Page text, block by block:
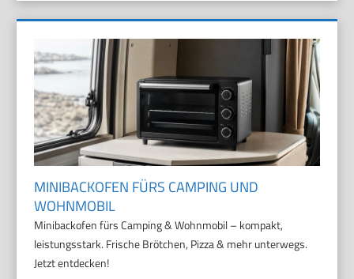
MINIBACKOFEN FÜRS CAMPING UND
WOHNMOBIL
Minibackofen fürs Camping & Wohnmobil – kompakt,
leistungsstark. Frische Brötchen, Pizza & mehr unterwegs.
Jetzt entdecken!